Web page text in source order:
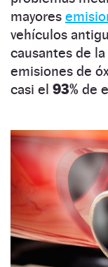
mayores
vehículos
causantes de
emisiones de
casi el 93% de